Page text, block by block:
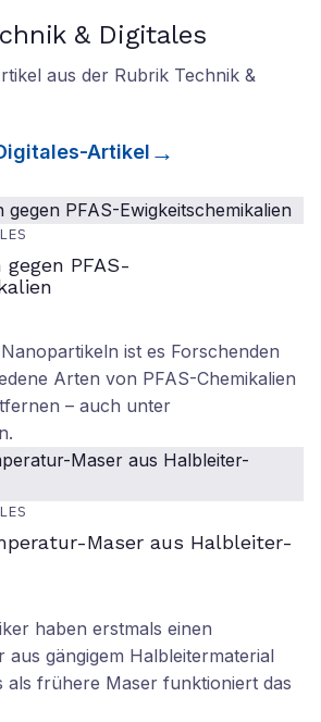
& Digitales
aus der Rubrik Technik &
-Artikel
PFAS-
ist es Forschenden
Arten von PFAS-Chemikalien
– auch unter
Maser aus Halbleiter-
haben erstmals einen
aus gängigem Halbleitermaterial
als frühere Maser funktioniert das